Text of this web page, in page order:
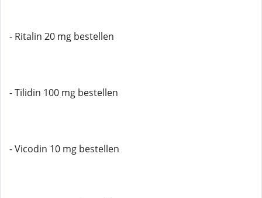
- Ritalin 20 mg bestellen
- Tilidin 100 mg bestellen
- Vicodin 10 mg bestellen